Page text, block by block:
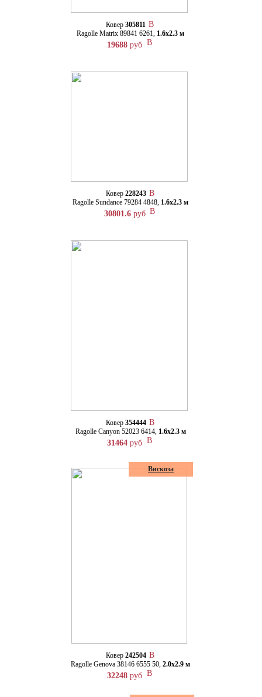
Ковер 305811
Ragolle Matrix 89841 6261, 1.6х2.3 м
19688 руб
Ковер 228243
Ragolle Sundance 79284 4848, 1.6х2.3 м
30801.6руб
Ковер 354444
Ragolle Canyon 52023 6414, 1.6х2.3 м
31464 руб
Вискоза
Ковер 242504
Ragolle Genova 38146 6555 50, 2.0х2.9 м
32248 руб